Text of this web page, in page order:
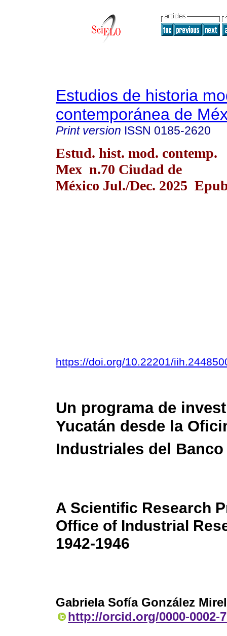
Estudios de historia
contemporánea de
Print version ISSN 0185-2620
Estud. hist. mod. contemp.
Mex n.70 Ciudad de
México Jul./Dec. 2025
https://doi.org/10.22201/
Un programa de
Yucatán desde la
Industriales del Banco
A Scientific Research
Office of Industrial
1942-1946
Gabriela Sofía González
http://orcid.org/0000-0002-